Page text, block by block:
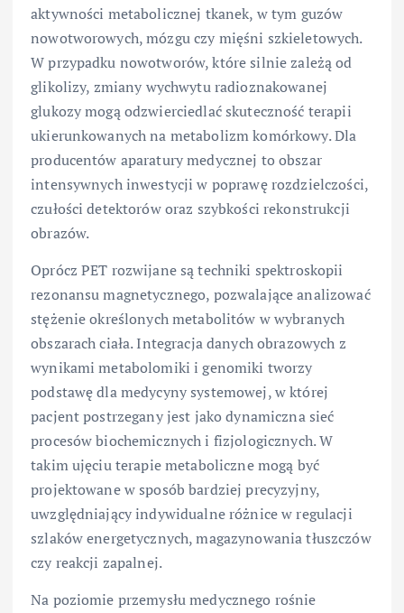
aktywności metabolicznej tkanek, w tym guzów
nowotworowych, mózgu czy mięśni szkieletowych.
W przypadku nowotworów, które silnie zależą od
glikolizy, zmiany wychwytu radioznakowanej
glukozy mogą odzwierciedlać skuteczność terapii
ukierunkowanych na metabolizm komórkowy. Dla
producentów aparatury medycznej to obszar
intensywnych inwestycji w poprawę rozdzielczości,
czułości detektorów oraz szybkości rekonstrukcji
obrazów.
Oprócz PET rozwijane są techniki spektroskopii
rezonansu magnetycznego, pozwalające analizować
stężenie określonych metabolitów w wybranych
obszarach ciała. Integracja danych obrazowych z
wynikami metabolomiki i genomiki tworzy
podstawę dla medycyny systemowej, w której
pacjent postrzegany jest jako dynamiczna sieć
procesów biochemicznych i fizjologicznych. W
takim ujęciu terapie metaboliczne mogą być
projektowane w sposób bardziej precyzyjny,
uwzględniający indywidualne różnice w regulacji
szlaków energetycznych, magazynowania tłuszczów
czy reakcji zapalnej.
Na poziomie przemysłu medycznego rośnie